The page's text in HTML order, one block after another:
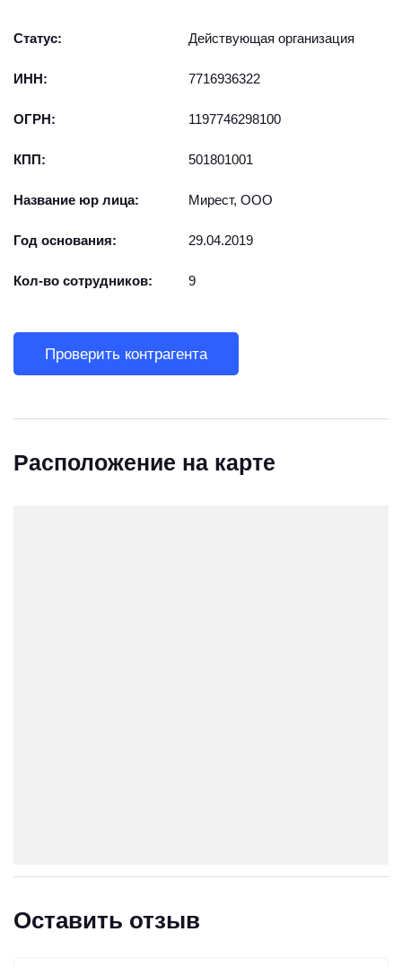
Статус: Действующая организация
ИНН: 7716936322
ОГРН: 1197746298100
КПП: 501801001
Название юр лица: Мирест, ООО
Год основания: 29.04.2019
Кол-во сотрудников: 9
Проверить контрагента
Расположение на карте
Оставить отзыв